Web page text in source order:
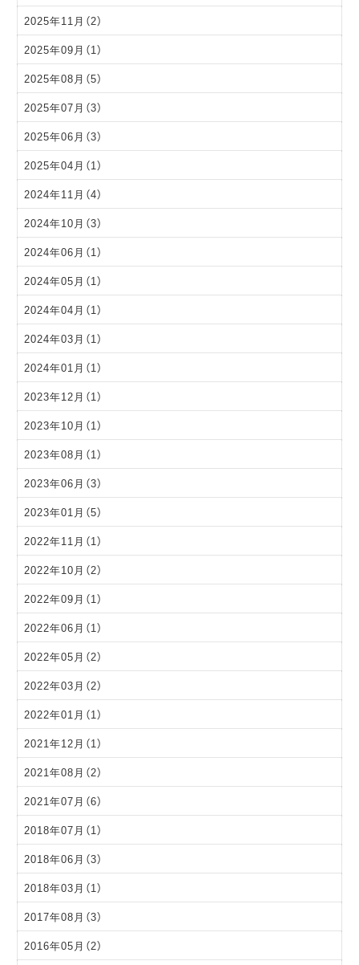
2025年11月（2）
2025年09月（1）
2025年08月（5）
2025年07月（3）
2025年06月（3）
2025年04月（1）
2024年11月（4）
2024年10月（3）
2024年06月（1）
2024年05月（1）
2024年04月（1）
2024年03月（1）
2024年01月（1）
2023年12月（1）
2023年10月（1）
2023年08月（1）
2023年06月（3）
2023年01月（5）
2022年11月（1）
2022年10月（2）
2022年09月（1）
2022年06月（1）
2022年05月（2）
2022年03月（2）
2022年01月（1）
2021年12月（1）
2021年08月（2）
2021年07月（6）
2018年07月（1）
2018年06月（3）
2018年03月（1）
2017年08月（3）
2016年05月（2）